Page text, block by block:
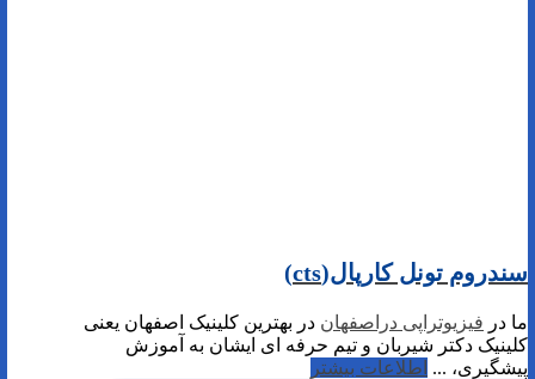
سندروم تونل کارپال(cts)
ما در فیزیوتراپی دراصفهان در بهترین کلینیک اصفهان یعنی
کلینیک دکتر شیربان و تیم حرفه ای ایشان به آموزش
پیشگیری، ... اطلاعات بیشتر